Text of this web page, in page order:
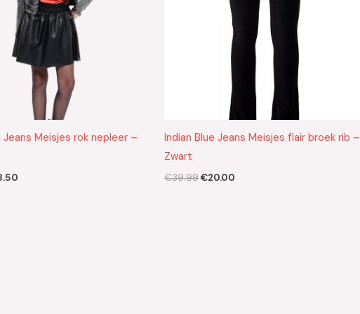
Jeans Meisjes rok nepleer –
Indian Blue Jeans Meisjes flair broek rib –
Zwart
€39.99€20.00